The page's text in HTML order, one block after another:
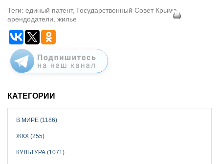
Теги: единый патент, Государственный Совет Крыма,
арендодатели, жилье
КАТЕГОРИИ
В МИРЕ (1186)
ЖКХ (255)
КУЛЬТУРА (1071)